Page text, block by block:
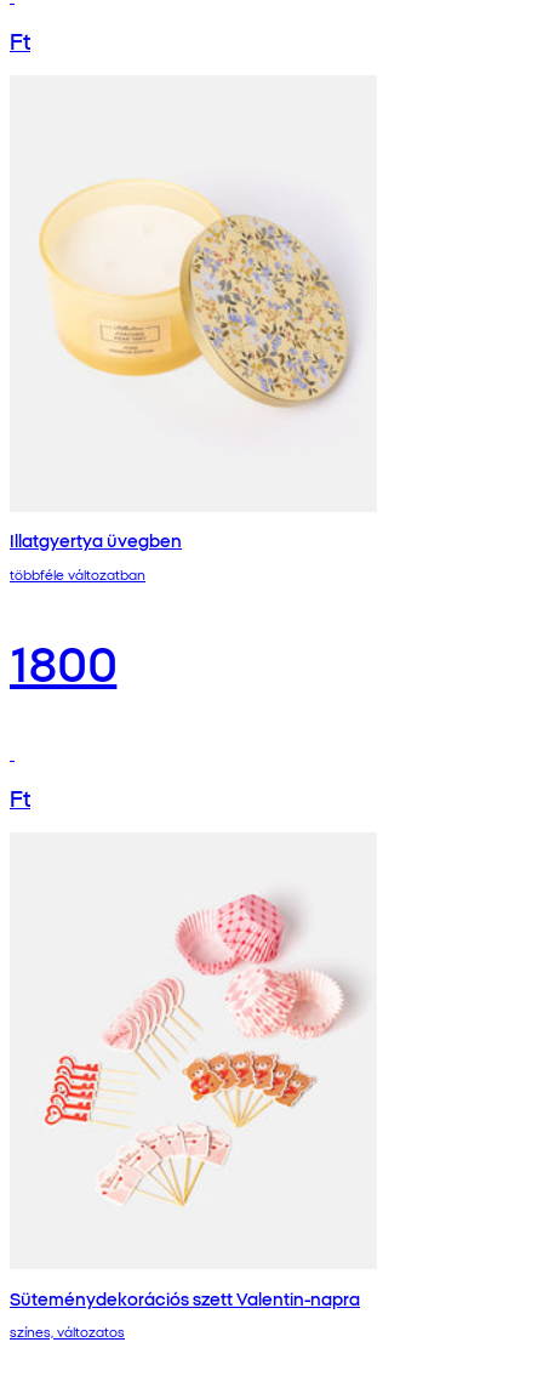
Ft
Illatgyertya üvegben
többféle változatban
1800
Ft
Süteménydekorációs szett Valentin-napra
színes, változatos